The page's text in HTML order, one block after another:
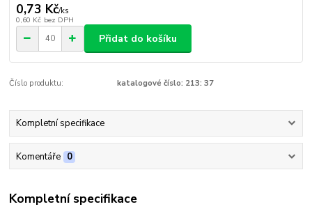
0,73 Kč/ks
0,60 Kč bez DPH
Přidat do košíku
Číslo produktu: katalogové číslo: 213: 37
Kompletní specifikace
Komentáře 0
Kompletní specifikace